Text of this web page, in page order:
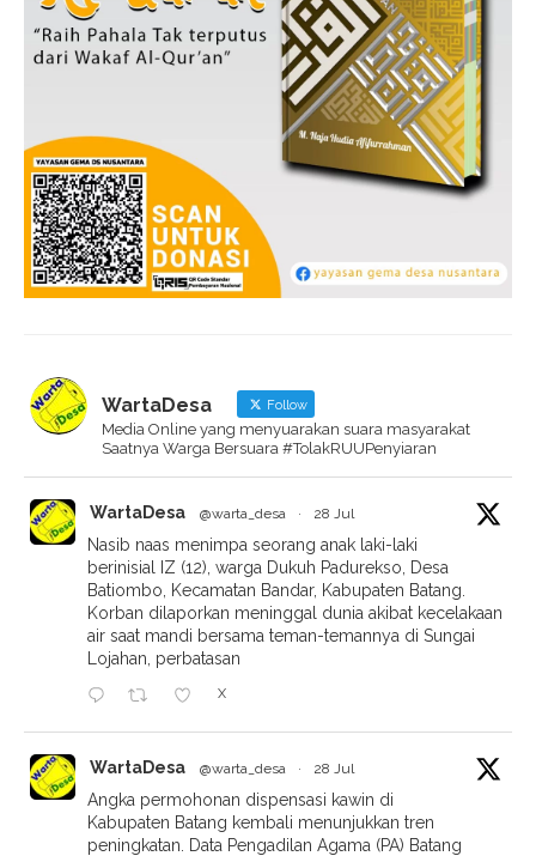
WartaDesa Follow
Media Online yang menyuarakan suara masyarakat
Saatnya Warga Bersuara #TolakRUUPenyiaran
WartaDesa @warta_desa · 28 Jul
Nasib naas menimpa seorang anak laki-laki
berinisial IZ (12), warga Dukuh Padurekso, Desa
Batiombo, Kecamatan Bandar, Kabupaten Batang.
Korban dilaporkan meninggal dunia akibat kecelakaan
air saat mandi bersama teman-temannya di Sungai
Lojahan, perbatasan
X
WartaDesa @warta_desa · 28 Jul
Angka permohonan dispensasi kawin di
Kabupaten Batang kembali menunjukkan tren
peningkatan. Data Pengadilan Agama (PA) Batang